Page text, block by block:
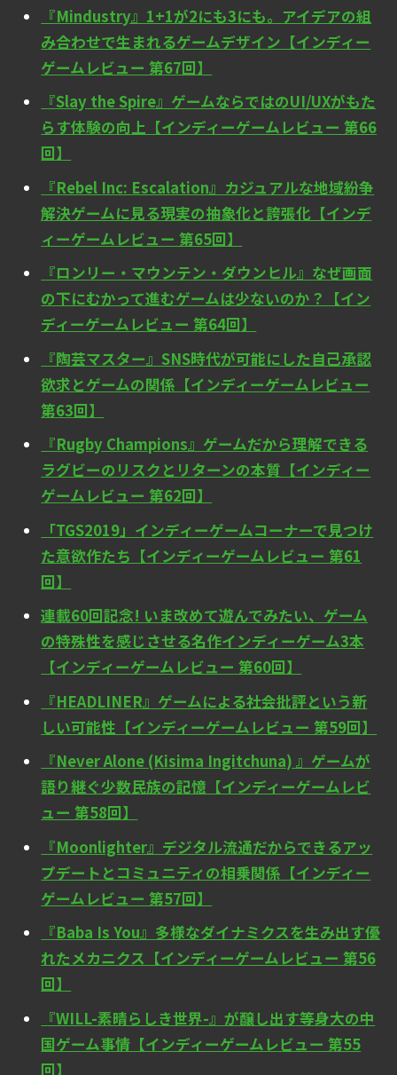
『Mindustry』1+1が2にも3にも。アイデアの組
み合わせで生まれるゲームデザイン【インディー
ゲームレビュー 第67回】
『Slay the Spire』ゲームならではのUI/UXがもた
らす体験の向上【インディーゲームレビュー 第66
回】
『Rebel Inc: Escalation』カジュアルな地域紛争
解決ゲームに見る現実の抽象化と誇張化【インデ
ィーゲームレビュー 第65回】
『ロンリー・マウンテン・ダウンヒル』なぜ画面
の下にむかって進むゲームは少ないのか？【イン
ディーゲームレビュー 第64回】
『陶芸マスター』SNS時代が可能にした自己承認
欲求とゲームの関係【インディーゲームレビュー
第63回】
『Rugby Champions』ゲームだから理解できる
ラグビーのリスクとリターンの本質【インディー
ゲームレビュー 第62回】
「TGS2019」インディーゲームコーナーで見つけ
た意欲作たち【インディーゲームレビュー 第61
回】
連載60回記念! いま改めて遊んでみたい、ゲーム
の特殊性を感じさせる名作インディーゲーム3本
【インディーゲームレビュー 第60回】
『HEADLINER』ゲームによる社会批評という新
しい可能性【インディーゲームレビュー 第59回】
『Never Alone (Kisima Ingitchuna) 』ゲームが
語り継ぐ少数民族の記憶【インディーゲームレビ
ュー 第58回】
『Moonlighter』デジタル流通だからできるアッ
プデートとコミュニティの相乗関係【インディー
ゲームレビュー 第57回】
『Baba Is You』多様なダイナミクスを生み出す優
れたメカニクス【インディーゲームレビュー 第56
回】
『WILL-素晴らしき世界-』が醸し出す等身大の中
国ゲーム事情【インディーゲームレビュー 第55
回】